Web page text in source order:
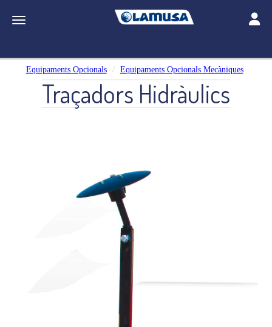
Toggle navigation
Equipaments Opcionals Equipaments Opcionals Mecàniques
Traçadors Hidràulics